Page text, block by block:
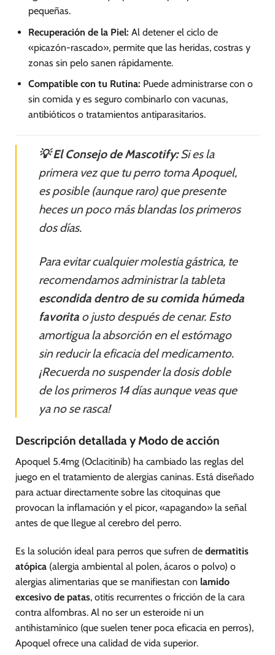
pequeñas.
Recuperación de la Piel: Al detener el ciclo de
«picazón-rascado», permite que las heridas, costras y
zonas sin pelo sanen rápidamente.
Compatible con tu Rutina: Puede administrarse con o
sin comida y es seguro combinarlo con vacunas,
antibióticos o tratamientos antiparasitarios.
💡 El Consejo de Mascotify:Si es la
primera vez que tu perro toma Apoquel,
es posible (aunque raro) que presente
heces un poco más blandas los primeros
dos días.
Para evitar cualquier molestia gástrica, te
recomendamos administrar la tableta
escondida dentro de su comida húmeda
favorita o justo después de cenar. Esto
amortigua la absorción en el estómago
sin reducir la eficacia del medicamento.
¡Recuerda no suspender la dosis doble
de los primeros 14 días aunque veas que
ya no se rasca!
Descripción detallada y Modo de acción
Apoquel 5.4mg (Oclacitinib) ha cambiado las reglas del
juego en el tratamiento de alergias caninas. Está diseñado
para actuar directamente sobre las citoquinas que
provocan la inflamación y el picor, «apagando» la señal
antes de que llegue al cerebro del perro.
Es la solución ideal para perros que sufren de dermatitis
atópica (alergia ambiental al polen, ácaros o polvo) o
alergias alimentarias que se manifiestan con lamido
excesivo de patas, otitis recurrentes o fricción de la cara
contra alfombras. Al no ser un esteroide ni un
antihistamínico (que suelen tener poca eficacia en perros),
Apoquel ofrece una calidad de vida superior.